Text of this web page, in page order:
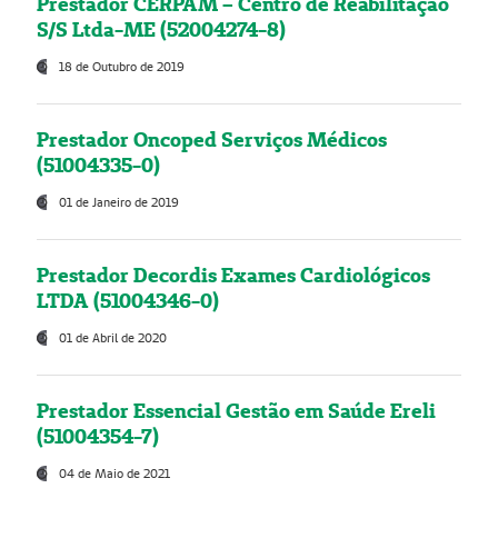
S/S Ltda-ME (52004274-8)
18 de Outubro de 2019
Prestador Oncoped Serviços Médicos
(51004335-0)
01 de Janeiro de 2019
Prestador Decordis Exames Cardiológicos
LTDA (51004346-0)
01 de Abril de 2020
Prestador Essencial Gestão em Saúde Ereli
(51004354-7)
04 de Maio de 2021